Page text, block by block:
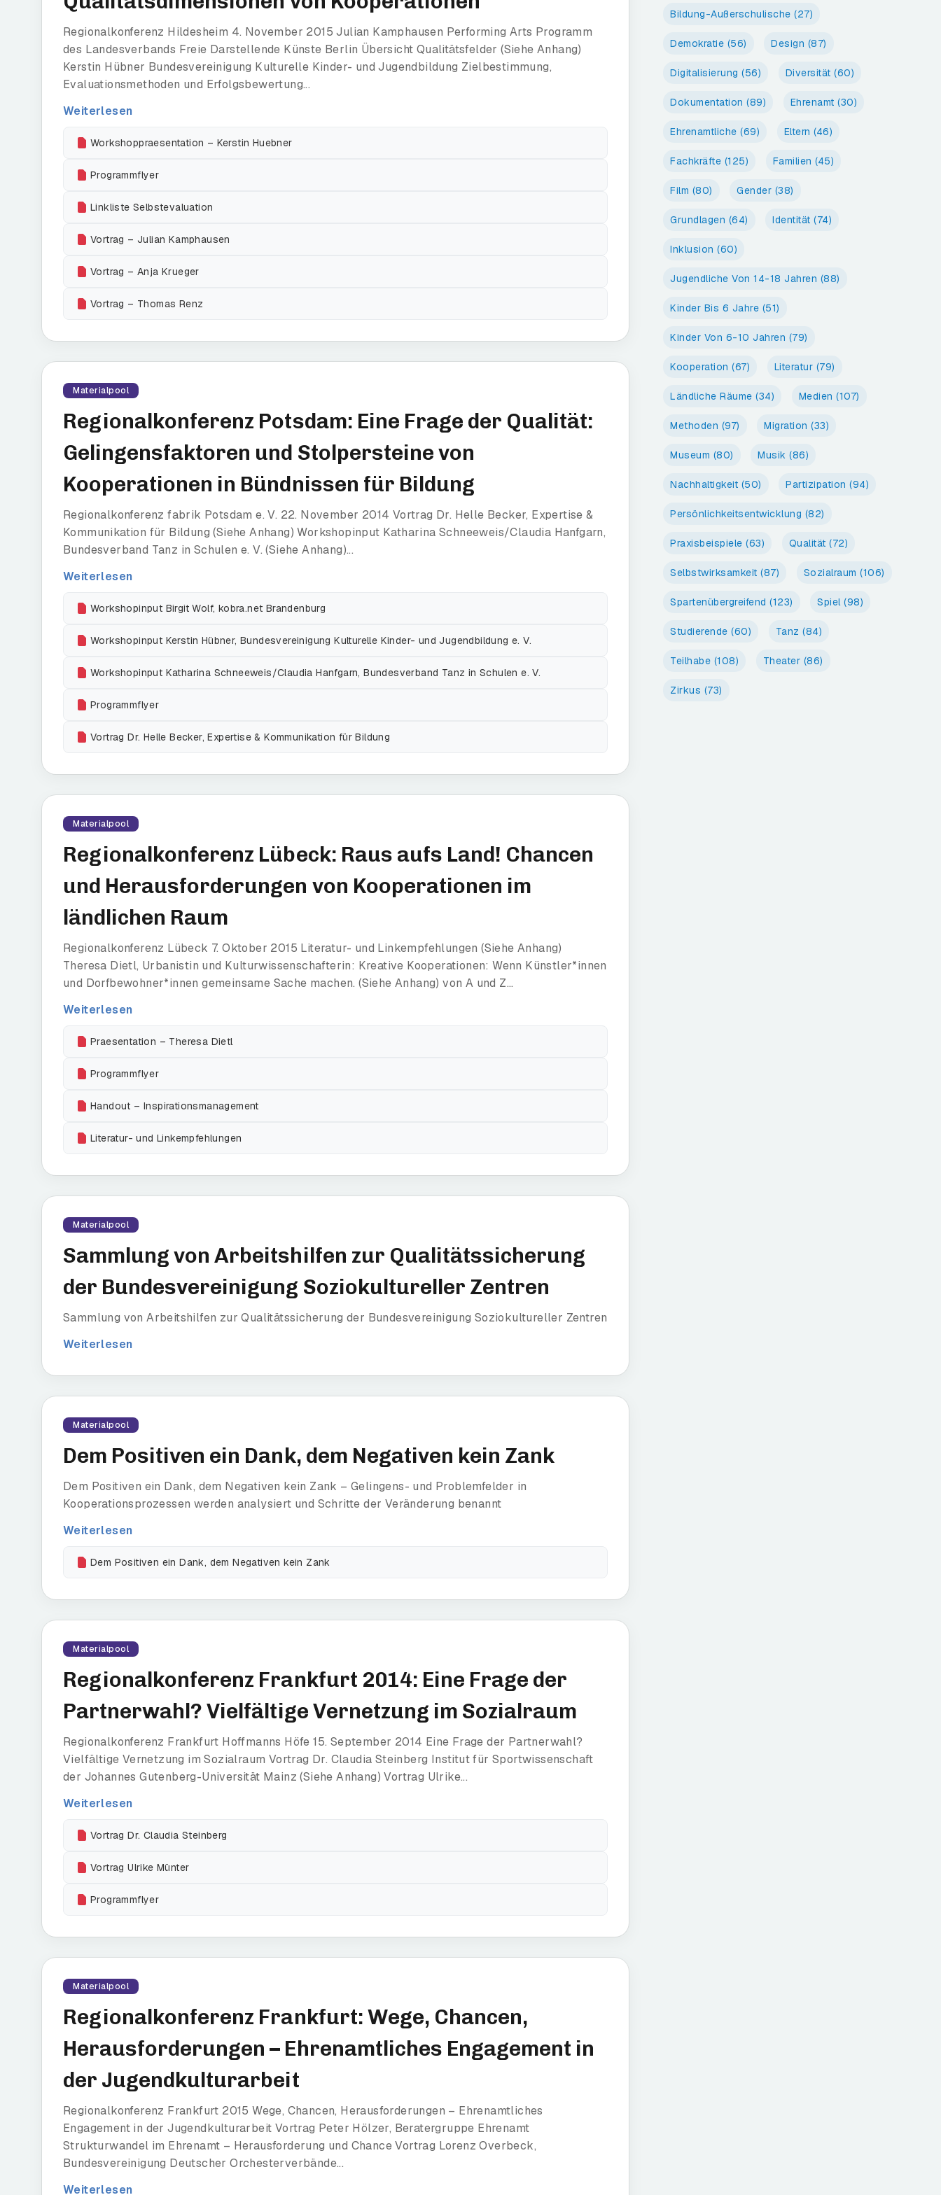
Regionalkonferenz Hildesheim 4. November 2015 Julian Kamphausen Performing Arts Programm
des Landesverbands Freie Darstellende Künste Berlin Übersicht Qualitätsfelder (Siehe Anhang)
Kerstin Hübner Bundesvereinigung Kulturelle Kinder- und Jugendbildung Zielbestimmung,
Evaluationsmethoden und Erfolgsbewertung...
Weiterlesen
Workshoppraesentation – Kerstin Huebner
Programmflyer
Linkliste Selbstevaluation
Vortrag – Julian Kamphausen
Vortrag – Anja Krueger
Vortrag – Thomas Renz
Materialpool
Regionalkonferenz Potsdam: Eine Frage der Qualität:
Gelingensfaktoren und Stolpersteine von
Kooperationen in Bündnissen für Bildung
Regionalkonferenz fabrik Potsdam e. V. 22. November 2014 Vortrag Dr. Helle Becker, Expertise &
Kommunikation für Bildung (Siehe Anhang) Workshopinput Katharina Schneeweis/Claudia Hanfgarn,
Bundesverband Tanz in Schulen e. V. (Siehe Anhang)...
Weiterlesen
Workshopinput Birgit Wolf, kobra.net Brandenburg
Workshopinput Kerstin Hübner, Bundesvereinigung Kulturelle Kinder- und Jugendbildung e. V.
Workshopinput Katharina Schneeweis/Claudia Hanfgarn, Bundesverband Tanz in Schulen e. V.
Programmflyer
Vortrag Dr. Helle Becker, Expertise & Kommunikation für Bildung
Materialpool
Regionalkonferenz Lübeck: Raus aufs Land! Chancen
und Herausforderungen von Kooperationen im
ländlichen Raum
Regionalkonferenz Lübeck 7. Oktober 2015 Literatur- und Linkempfehlungen (Siehe Anhang)
Theresa Dietl, Urbanistin und Kulturwissenschafterin: Kreative Kooperationen: Wenn Künstler*innen
und Dorfbewohner*innen gemeinsame Sache machen. (Siehe Anhang) von A und Z...
Weiterlesen
Praesentation – Theresa Dietl
Programmflyer
Handout – Inspirationsmanagement
Literatur- und Linkempfehlungen
Materialpool
Sammlung von Arbeitshilfen zur Qualitätssicherung
der Bundesvereinigung Soziokultureller Zentren
Sammlung von Arbeitshilfen zur Qualitätssicherung der Bundesvereinigung Soziokultureller Zentren
Weiterlesen
Materialpool
Dem Positiven ein Dank, dem Negativen kein Zank
Dem Positiven ein Dank, dem Negativen kein Zank – Gelingens- und Problemfelder in
Kooperationsprozessen werden analysiert und Schritte der Veränderung benannt
Weiterlesen
Dem Positiven ein Dank, dem Negativen kein Zank
Materialpool
Regionalkonferenz Frankfurt 2014: Eine Frage der
Partnerwahl? Vielfältige Vernetzung im Sozialraum
Regionalkonferenz Frankfurt Hoffmanns Höfe 15. September 2014 Eine Frage der Partnerwahl?
Vielfältige Vernetzung im Sozialraum Vortrag Dr. Claudia Steinberg Institut für Sportwissenschaft
der Johannes Gutenberg-Universität Mainz (Siehe Anhang) Vortrag Ulrike...
Weiterlesen
Vortrag Dr. Claudia Steinberg
Vortrag Ulrike Münter
Programmflyer
Materialpool
Regionalkonferenz Frankfurt: Wege, Chancen,
Herausforderungen – Ehrenamtliches Engagement in
der Jugendkulturarbeit
Regionalkonferenz Frankfurt 2015 Wege, Chancen, Herausforderungen – Ehrenamtliches
Engagement in der Jugendkulturarbeit Vortrag Peter Hölzer, Beratergruppe Ehrenamt
Strukturwandel im Ehrenamt – Herausforderung und Chance Vortrag Lorenz Overbeck,
Bundesvereinigung Deutscher Orchesterverbände...
Weiterlesen
Bildung-Außerschulische (27)
Demokratie (56) Design (87)
Digitalisierung (56) Diversität (60)
Dokumentation (89) Ehrenamt (30)
Ehrenamtliche (69) Eltern (46)
Fachkräfte (125) Familien (45)
Film (80) Gender (38)
Grundlagen (64) Identität (74)
Inklusion (60)
Jugendliche Von 14-18 Jahren (88)
Kinder Bis 6 Jahre (51)
Kinder Von 6-10 Jahren (79)
Kooperation (67) Literatur (79)
Ländliche Räume (34) Medien (107)
Methoden (97) Migration (33)
Museum (80) Musik (86)
Nachhaltigkeit (50) Partizipation (94)
Persönlichkeitsentwicklung (82)
Praxisbeispiele (63) Qualität (72)
Selbstwirksamkeit (87) Sozialraum (106)
Spartenübergreifend (123) Spiel(98)
Studierende (60) Tanz (84)
Teilhabe (108) Theater (86)
Zirkus (73)